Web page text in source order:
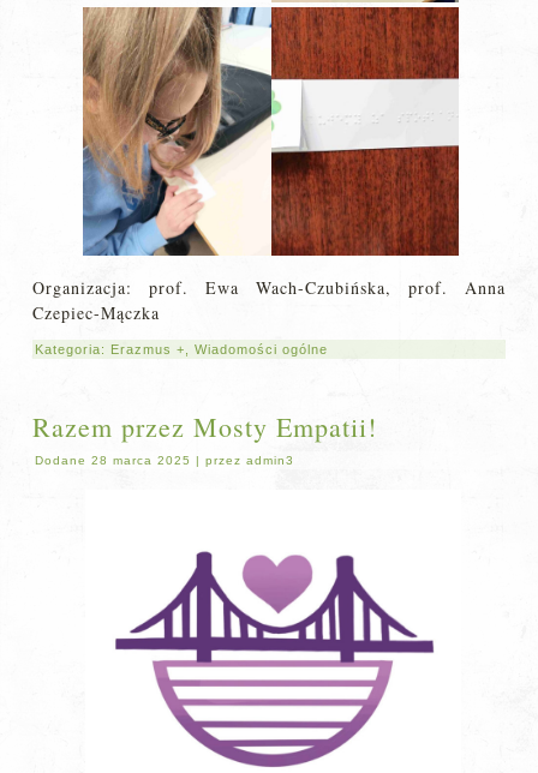
Organizacja: prof. Ewa Wach-Czubińska, prof. Anna
Czepiec-Mączka
Kategoria: Erazmus + ,Wiadomości ogólne
Razem przez Mosty Empatii!
Dodane 28 marca 2025 |przez admin3